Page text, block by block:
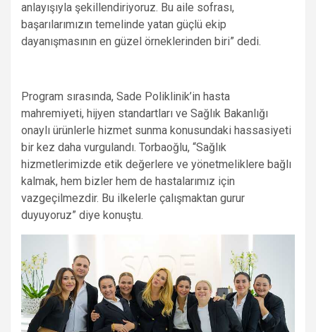
anlayışıyla şekillendiriyoruz. Bu aile sofrası,
başarılarımızın temelinde yatan güçlü ekip
dayanışmasının en güzel örneklerinden biri” dedi.
Program sırasında, Sade Poliklinik’in hasta
mahremiyeti, hijyen standartları ve Sağlık Bakanlığı
onaylı ürünlerle hizmet sunma konusundaki hassasiyeti
bir kez daha vurgulandı. Torbaoğlu, “Sağlık
hizmetlerimizde etik değerlere ve yönetmeliklere bağlı
kalmak, hem bizler hem de hastalarımız için
vazgeçilmezdir. Bu ilkelerle çalışmaktan gurur
duyuyoruz” diye konuştu.